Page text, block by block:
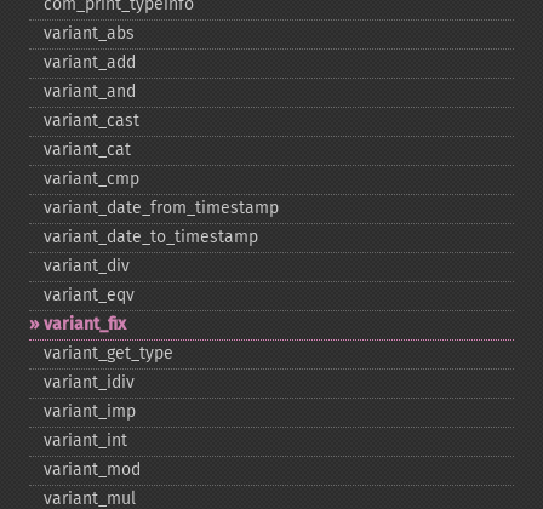
com_​print_​typeinfo
variant_​abs
variant_​add
variant_​and
variant_​cast
variant_​cat
variant_​cmp
variant_​date_​from_​timestamp
variant_​date_​to_​timestamp
variant_​div
variant_​eqv
variant_​fix
variant_​get_​type
variant_​idiv
variant_​imp
variant_​int
variant_​mod
variant_​mul